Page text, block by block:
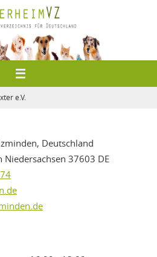
e.V.
Deutschland
Niedersachsen 37603 DE